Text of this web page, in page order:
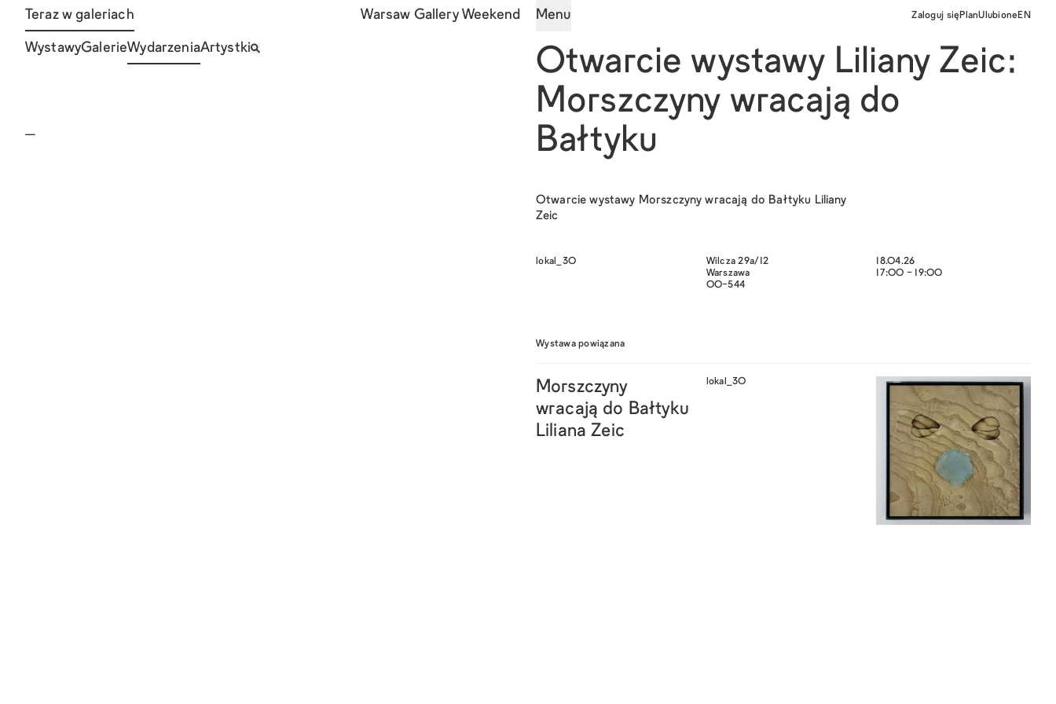
Teraz w galeriach Warsaw Gallery Weekend Menu Zaloguj się PlanUlubione EN
WystawyGalerieWydarzeniaArtystki
—
Otwarcie wystawy Liliany Zeic:
Morszczyny wracają do
Bałtyku
Otwarcie wystawy Morszczyny wracają do Bałtyku Liliany
Zeic
lokal_30
Wilcza 29a/12
Warszawa
00-544
18.04.26
17:00 - 19:00
Wystawa powiązana
Morszczyny
wracają do Bałtyku
Liliana Zeic
lokal_30